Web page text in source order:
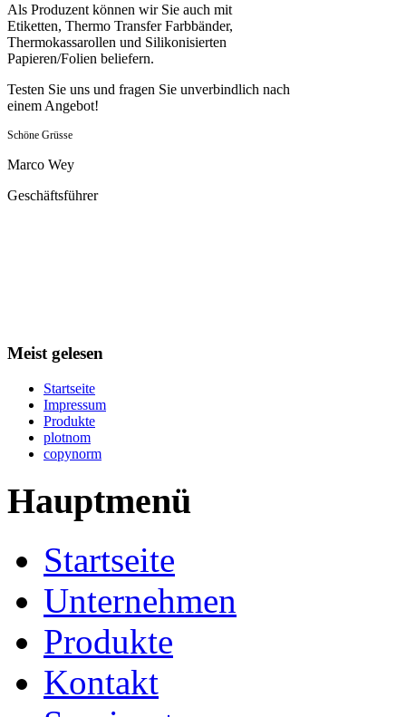
Als Produzent können wir Sie auch mit
Etiketten, Thermo Transfer Farbbänder,
Thermokassarollen und Silikonisierten
Papieren/Folien beliefern.
Testen Sie uns und fragen Sie unverbindlich nach
einem Angebot!
Schöne Grüsse
Marco Wey
Geschäftsführer
Meist gelesen
Startseite
Impressum
Produkte
plotnom
copynorm
Hauptmenü
Startseite
Unternehmen
Produkte
Kontakt